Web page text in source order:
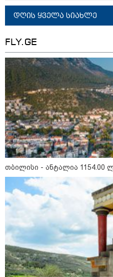
კატეგორიის ყველა
დღის ყველა სიახლე
FLY.GE
თბილისი - ანტალია 1154.00